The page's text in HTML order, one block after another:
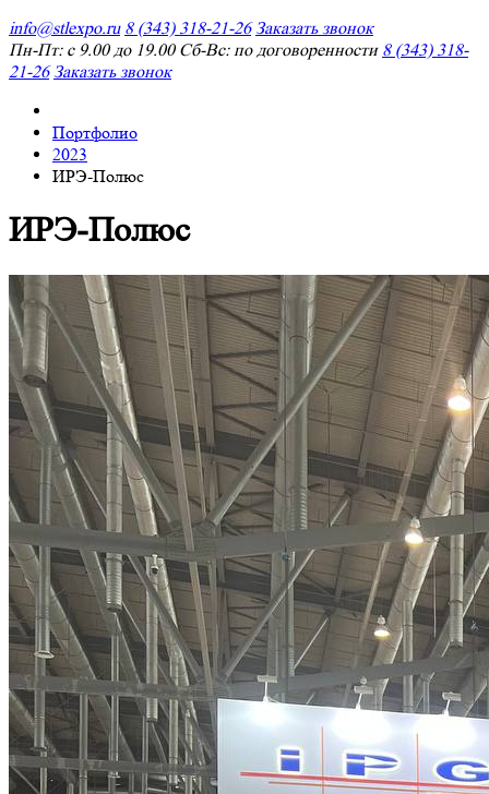
info@stlexpo.ru 8 (343) 318-21-26 Заказать звонок
Пн-Пт: с 9.00 до 19.00 Сб-Вс: по договоренности 8 (343) 318-
21-26 Заказать звонок
Портфолио
2023
ИРЭ-Полюс
ИРЭ-Полюс